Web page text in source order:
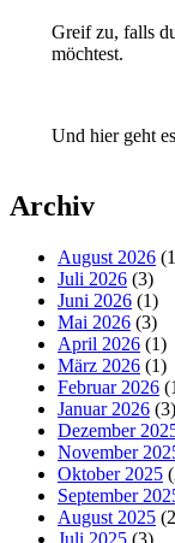
Greif zu, falls
möchtest.
Und hier geht
Archiv
August 2026
Juli 2026 (3)
Juni 2026 (1)
Mai 2026 (3)
April 2026 (1)
März 2026 (1)
Februar 2026
Januar 2026 (3)
Dezember
November
Oktober 2025
September
August 2025
Juli 2025 (3)